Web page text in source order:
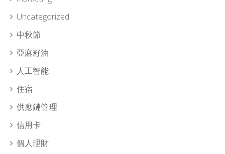
Uncategorized
中秋節
亞麻籽油
人工智能
住宿
供應鏈管理
信用卡
個人理財